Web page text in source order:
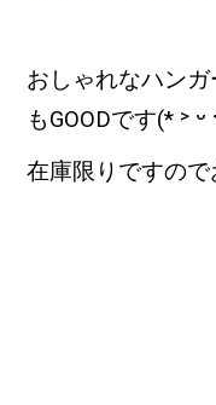
おしゃれなハン
もGOODです(* ˃ ᵕ
在庫限りですの